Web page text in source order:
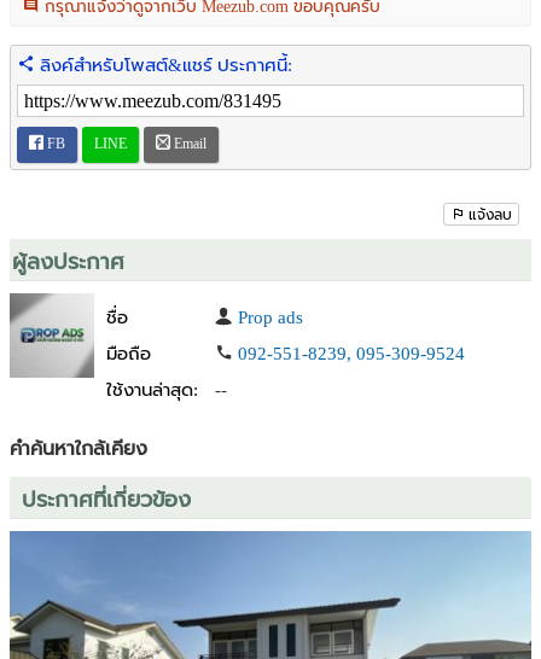
- สามารถชาร์จไฟรถยนต์ได้ (เดินไฟแยกเพิ่มเรียบร้อย)
- ประตูเข้าบ้าน (Digital Door Lock)
- Built-in ทั้งหลัง
- ครัว Built-in พร้อมเตาไฟฟ้า, เตาแก๊ส และ Hood ดูดควัน
- กันสาดโรงรถและกันสาดหลังบ้านอย่างดี
เพิ่มเติม :
บ้านหน้าโครงการ แปลงหัวมุมติดวงเวียนน้ำพุ
ห่างจากถนนนครอินทร์เพียง 600 เมตร
สิ่งอำนวยความสะดวก :
- สระว่ายน้ำ
- สวนสาธารณะ
- Access Card Control
- รปภ. 24 ชม.
กรุณาแจ้งว่าดูจากเว็บ Meezub.com ขอบคุณครับ
ลิงค์สำหรับโพสต์&แชร์ ประกาศนี้:
FB LINE Email
แจ้งลบ
ผู้ลงประกาศ
ชื่อ
Prop ads
มือถือ
092-551-8239, 095-309-9524
ใช้งานล่าสุด:
--
คำค้นหาใกล้เคียง
ประกาศที่เกี่ยวข้อง